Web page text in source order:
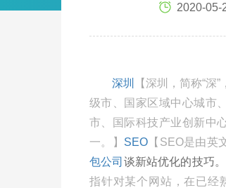
2020-05-
深圳
【深圳，简称“
级市、国家区域中心城市
市、国际科技产业创新中
一。】 SEO 【SEO是由英
包公司 谈新站优化的技巧
指针对某个网站，在已经